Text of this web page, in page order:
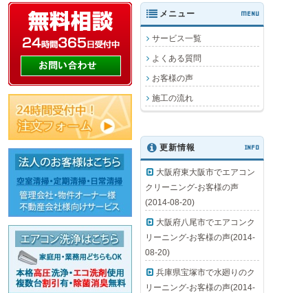
メニュー MENU
サービス一覧
よくある質問
お客様の声
施工の流れ
更新情報 INFO
大阪府東大阪市でエアコン
クリーニング-お客様の声
(2014-08-20)
大阪府八尾市でエアコンク
リーニング-お客様の声(2014-
08-20)
兵庫県宝塚市で水廻りのク
リーニング-お客様の声(2014-